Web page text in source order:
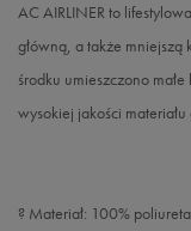
AC AIRLINER to
główną, a także
środku umieszczono
wysokiej jakości
? Materiał: 100%